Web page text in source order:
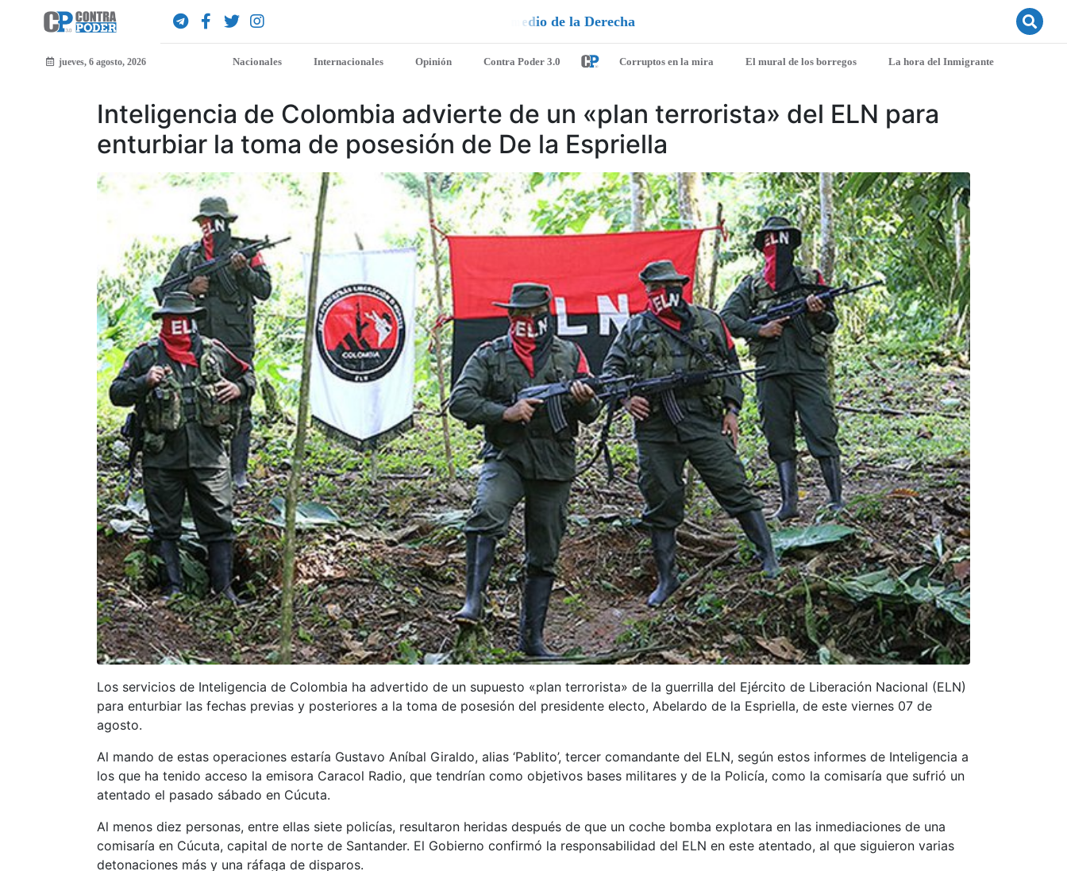
ale a qu ien le
jueves, 6 agosto, 2026 Nacionales Internacionales Opinión Contra Poder 3.0 Corruptos en la mira El mural de los borregos La hora del Inmigrante
Inteligencia de Colombia advierte de un «plan terrorista» del ELN para
enturbiar la toma de posesión de De la Espriella
Los servicios de Inteligencia de Colombia ha advertido de un supuesto «plan terrorista» de la guerrilla del Ejército de Liberación Nacional (ELN)
para enturbiar las fechas previas y posteriores a la toma de posesión del presidente electo, Abelardo de la Espriella, de este viernes 07 de
agosto.
Al mando de estas operaciones estaría Gustavo Aníbal Giraldo, alias ‘Pablito’, tercer comandante del ELN, según estos informes de Inteligencia a
los que ha tenido acceso la emisora Caracol Radio, que tendrían como objetivos bases militares y de la Policía, como la comisaría que sufrió un
atentado el pasado sábado en Cúcuta.
Al menos diez personas, entre ellas siete policías, resultaron heridas después de que un coche bomba explotara en las inmediaciones de una
comisaría en Cúcuta, capital de norte de Santander. El Gobierno confirmó la responsabilidad del ELN en este atentado, al que siguieron varias
detonaciones más y una ráfaga de disparos.